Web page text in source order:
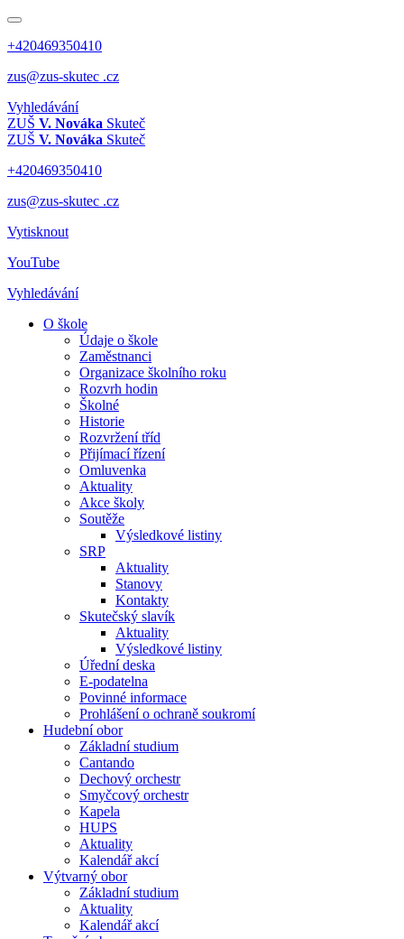
+420469350410
zus@zus-skutec .cz
Vyhledávání
ZUŠ V. Nováka Skuteč
ZUŠ V. Nováka Skuteč
+420469350410
zus@zus-skutec .cz
Vytisknout
YouTube
Vyhledávání
O škole
Údaje o škole
Zaměstnanci
Organizace školního roku
Rozvrh hodin
Školné
Historie
Rozvržení tříd
Přijímací řízení
Omluvenka
Aktuality
Akce školy
Soutěže
Výsledkové listiny
SRP
Aktuality
Stanovy
Kontakty
Skutečský slavík
Aktuality
Výsledkové listiny
Úřední deska
E-podatelna
Povinné informace
Prohlášení o ochraně soukromí
Hudební obor
Základní studium
Cantando
Dechový orchestr
Smyčcový orchestr
Kapela
HUPS
Aktuality
Kalendář akcí
Výtvarný obor
Základní studium
Aktuality
Kalendář akcí